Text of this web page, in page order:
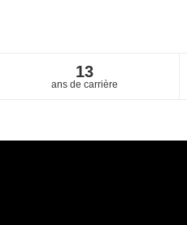
13
ans de carrière